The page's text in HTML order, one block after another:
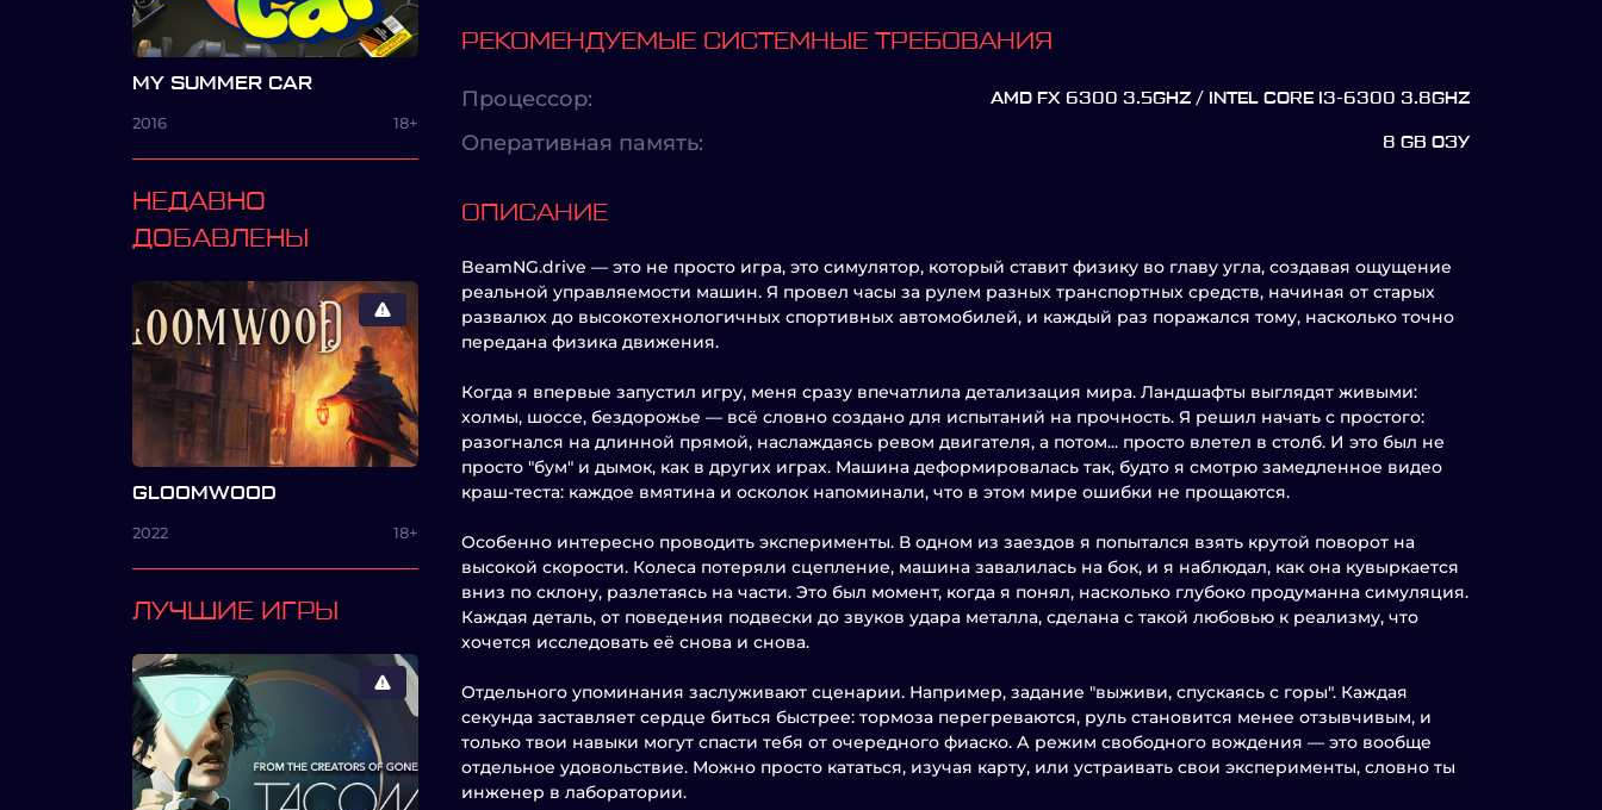
MY SUMMER CAR
2016 18+
НЕДАВНО
ДОБАВЛЕНЫ
GLOOMWOOD
2022 18+
ЛУЧШИЕ ИГРЫ
РЕКОМЕНДУЕМЫЕ СИСТЕМНЫЕ ТРЕБОВАНИЯ
Процессор: AMD FX 6300 3.5GHZ / INTEL CORE I3-6300 3.8GHZ
Оперативная память: 8 GB ОЗУ
ОПИСАНИЕ
BeamNG.drive — это не просто игра, это симулятор, который ставит физику во главу угла, создавая ощущение
реальной управляемости машин. Я провел часы за рулем разных транспортных средств, начиная от старых
развалюх до высокотехнологичных спортивных автомобилей, и каждый раз поражался тому, насколько точно
передана физика движения.
Когда я впервые запустил игру, меня сразу впечатлила детализация мира. Ландшафты выглядят живыми:
холмы, шоссе, бездорожье — всё словно создано для испытаний на прочность. Я решил начать с простого:
разогнался на длинной прямой, наслаждаясь ревом двигателя, а потом... просто влетел в столб. И это был не
просто "бум" и дымок, как в других играх. Машина деформировалась так, будто я смотрю замедленное видео
краш-теста: каждое вмятина и осколок напоминали, что в этом мире ошибки не прощаются.
Особенно интересно проводить эксперименты. В одном из заездов я попытался взять крутой поворот на
высокой скорости. Колеса потеряли сцепление, машина завалилась на бок, и я наблюдал, как она кувыркается
вниз по склону, разлетаясь на части. Это был момент, когда я понял, насколько глубоко продуманна симуляция.
Каждая деталь, от поведения подвески до звуков удара металла, сделана с такой любовью к реализму, что
хочется исследовать её снова и снова.
Отдельного упоминания заслуживают сценарии. Например, задание "выживи, спускаясь с горы". Каждая
секунда заставляет сердце биться быстрее: тормоза перегреваются, руль становится менее отзывчивым, и
только твои навыки могут спасти тебя от очередного фиаско. А режим свободного вождения — это вообще
отдельное удовольствие. Можно просто кататься, изучая карту, или устраивать свои эксперименты, словно ты
инженер в лаборатории.